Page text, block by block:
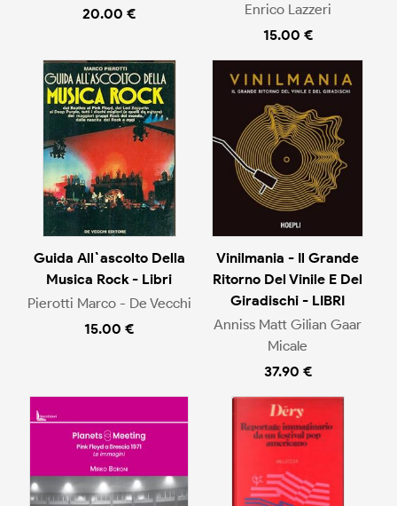
20.00 €
Enrico Lazzeri
15.00 €
Guida All`ascolto Della
Musica Rock - Libri
Pierotti Marco - De Vecchi
15.00 €
Vinilmania - Il Grande
Ritorno Del Vinile E Del
Giradischi - LIBRI
Anniss Matt Gilian Gaar
Micale
37.90 €